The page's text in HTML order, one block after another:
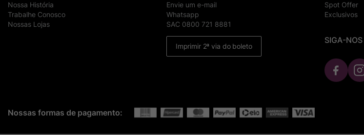
Nossa História
Trabalhe Conosco
Nossas Lojas
Envie um e-mail
Whatsapp
SAC 0800 721 8881
Imprimir 2ª via do boleto
Spot Offer
Exclusivos
SIGA-NOS
Nossas formas de pagamento: